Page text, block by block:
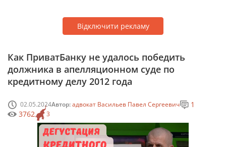
Відключити рекламу
Как ПриватБанку не удалось победить
должника в апелляционном суде по
кредитному делу 2012 года
02.05.2024Автор:адвокат Васильев Павел Сергеевич
3
1
3762